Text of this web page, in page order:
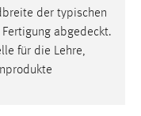
der typischen
abgedeckt.
für die Lehre,